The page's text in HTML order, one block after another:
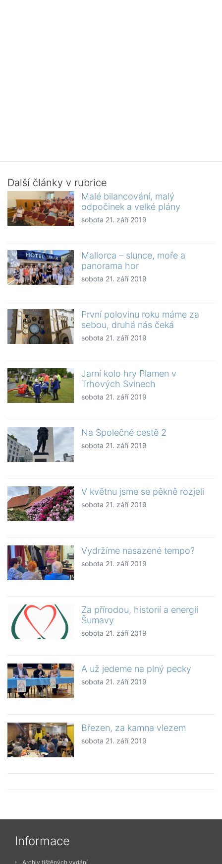
Další články v rubrice
Malé bilancování, malý
odpočinek a velké plány
sobota 21. září 2019
Mallorca – slunce, moře a
panorama hor
sobota 21. září 2019
První polovinu roku máme za
sebou, druhá nás čeká
sobota 21. září 2019
Jarní kolo hry Plamen v
Trhových Svinech
sobota 21. září 2019
Na Společné cestě 2
sobota 21. září 2019
V květnu jsme se pěkně rozjeli
sobota 21. září 2019
Vydržíme nasazené tempo?
sobota 21. září 2019
Za přírodou, historií a energií
Šumavy
sobota 21. září 2019
A už jedeme na plný pecky
sobota 21. září 2019
Březen, za kamna vlezem
sobota 21. září 2019
Informace
Archiv tištěných vydání